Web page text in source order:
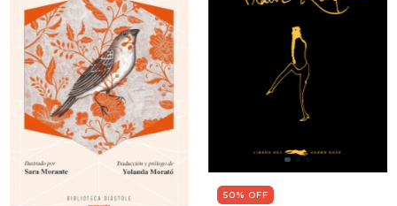
50% OFF